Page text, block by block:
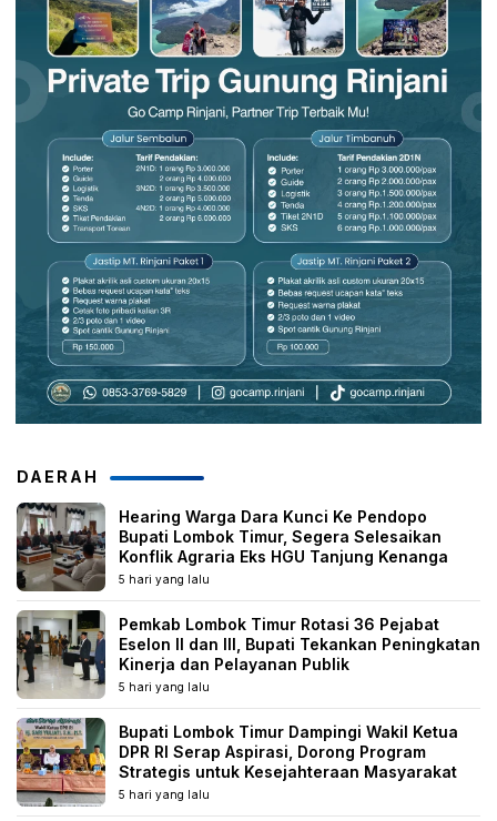
DAERAH
Hearing Warga Dara Kunci Ke Pendopo
Bupati Lombok Timur, Segera Selesaikan
Konflik Agraria Eks HGU Tanjung Kenanga
5 hari yang lalu
Pemkab Lombok Timur Rotasi 36 Pejabat
Eselon II dan III, Bupati Tekankan Peningkatan
Kinerja dan Pelayanan Publik
5 hari yang lalu
Bupati Lombok Timur Dampingi Wakil Ketua
DPR RI Serap Aspirasi, Dorong Program
Strategis untuk Kesejahteraan Masyarakat
5 hari yang lalu